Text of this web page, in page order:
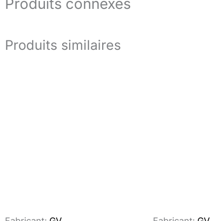
Produits connexes
Produits similaires